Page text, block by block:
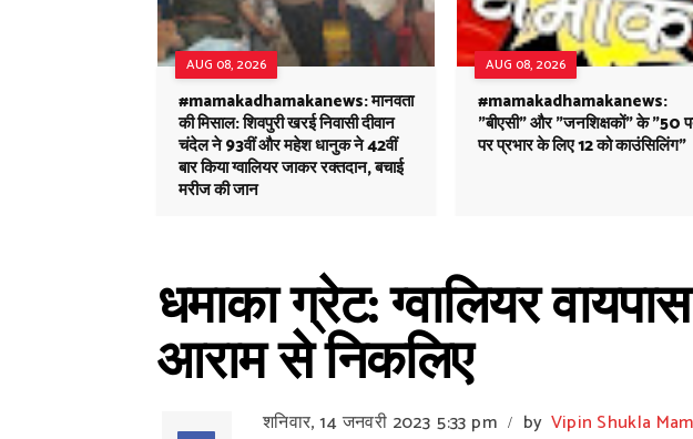
AUG 08, 2026
#mamakadhamakanews: मानवता
की मिसाल: शिवपुरी खरई निवासी दीवान
चंदेल ने 93वीं और महेश धानुक ने 42वीं
बार किया ग्वालियर जाकर रक्तदान, बचाई
मरीज की जान
AUG 08, 2026
#mamakadhamakanews:
"बीएसी" और "जनशिक्षकों" के "50
पर प्रभार के लिए 12 को काउंसिलिंग"
धमाका ग्रेट: ग्वालियर
आराम से निकलिए
शनिवार, 14 जनवरी 2023 5:33 pm / by Vipin Shukla